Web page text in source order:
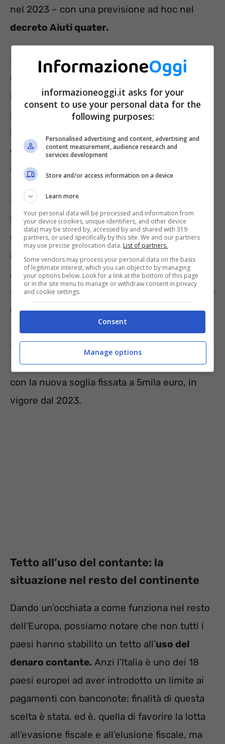
nel 2023 – con una previsione ad hoc nel
decreto Aiuti quater.
Pertanto nessuna stretta all’uso del denaro
contante, per spingere le persone ad
utilizzare con più frequenza meccanismi di
pagamento tracciabili, quali carte di credito o
bancomat, ma anzi apertura ai
cash,con una soglia più che raddoppiata
rispetto alle regole 2022.
La conferma di questa novità è giunta con
l’approvazione del testo definitivo in
Consiglio dei Ministri, avvenuta nella giornata
di giovedì 10 novembre. In verità il tetto
avrebbe dovuto essere pari a 10mila euro,
secondo quanto indicato nel progetto di legge
depositato dalla Lega, salvo poi il dietrofront
– con l’intervento di Fdi che ha giudicato la
soglia eccessivamente alta. Ecco allora la
soluzione di compromesso tra i due partiti,
con la nuova soglia fissata a 5mila euro, in
vigore dal 2023.
Tetto all’uso del contante: la
situazione nel resto del continente
Dando un’occhiata a come funziona nel resto
dell’Europa, possiamo notare che non tutti i
paesi hanno stabilito un tetto all’uso del
denaro contante. Anzi l’Italia è uno dei 18
paesi europei ad aver introdotto un limite ai
pagamenti con banconote: finalità di questa
scelta è stata, ed è, quella di favorire la lotta
all’evasione fiscale e all’elusione fiscale, ma
informazioneoggi.it asks for your
consent to use your personal data for the
following purposes:
Personalised advertising and content, advertising and
content measurement, audience research and
services development
Store and/or access information on a device
Learn more
Your personal data will be processed and information from
your device (cookies, unique identifiers, and other device
data) may be stored by, accessed by and shared with 319
partners, or used specifically by this site. We and our partners
may use precise geolocation data. List of partners.
Some vendors may process your personal data on the basis
of legitimate interest, which you can object to by managing
your options below. Look for a link at the bottom of this page
or in the site menu to manage or withdraw consent in privacy
and cookie settings.
Consent
Manage options